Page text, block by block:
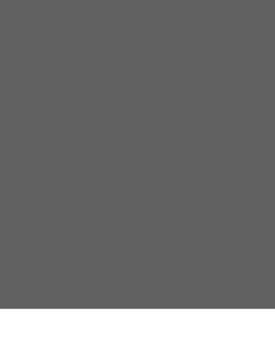
deaktivieren,